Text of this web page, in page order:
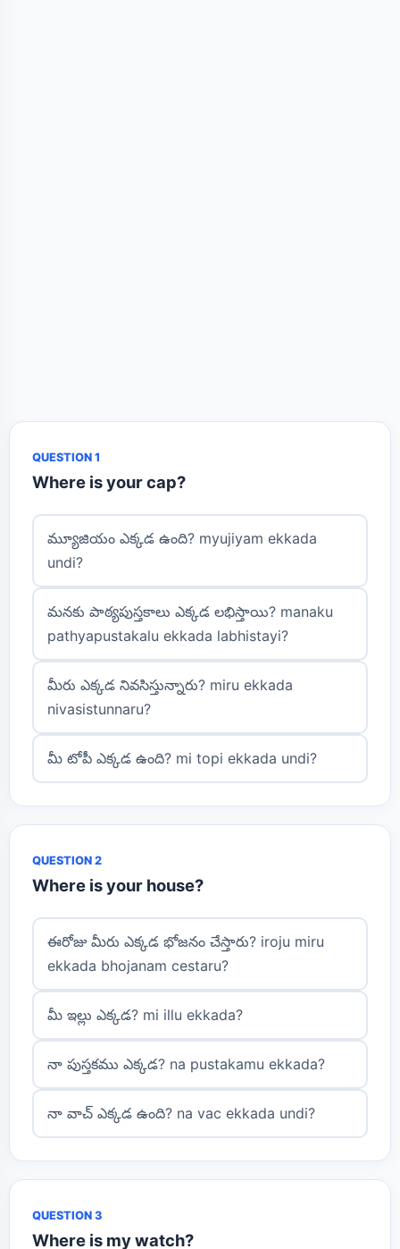
QUESTION 1
Where is your cap?
మ్యూజియం ఎక్కడ ఉంది? myujiyam ekkada
undi?
మనకు పాఠ్యపుస్తకాలు ఎక్కడ లభిస్తాయి? manaku
pathyapustakalu ekkada labhistayi?
మీరు ఎక్కడ నివసిస్తున్నారు? miru ekkada
nivasistunnaru?
మీ టోపీ ఎక్కడ ఉంది? mi topi ekkada undi?
QUESTION 2
Where is your house?
ఈరోజు మీరు ఎక్కడ భోజనం చేస్తారు? iroju miru
ekkada bhojanam cestaru?
మీ ఇల్లు ఎక్కడ? mi illu ekkada?
నా పుస్తకము ఎక్కడ? na pustakamu ekkada?
నా వాచ్ ఎక్కడ ఉంది? na vac ekkada undi?
QUESTION 3
Where is my watch?